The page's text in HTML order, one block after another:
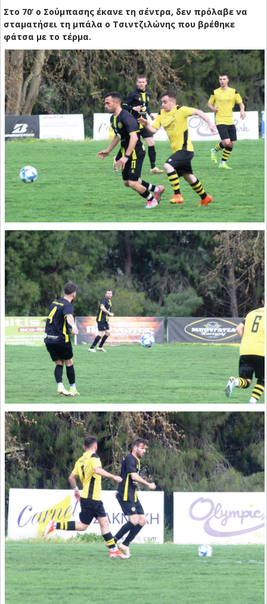
Στο 70’ ο Σούμπασης έκανε τη σέντρα, δεν πρόλαβε να
σταματήσει τη μπάλα ο Τσιντζιλώνης που βρέθηκε
φάτσα με το τέρμα.